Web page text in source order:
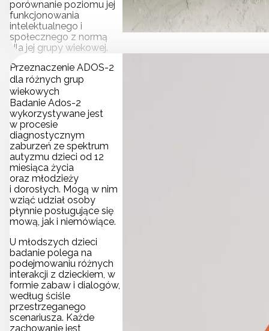
porównanie poziomu jej
funkcjonowania
intelektualnego i
społecznego z normą
dla jej grupy wiekowej.
Przeznaczenie ADOS-2
dla różnych grup
wiekowych
Badanie Ados-2
wykorzystywane jest
w procesie
diagnostycznym
zaburzeń ze spektrum
autyzmu dzieci od 12
miesiąca życia
oraz młodzieży
i dorosłych. Mogą w nim
wziąć udział osoby
płynnie posługujące się
mową, jak i niemówiące.
U młodszych dzieci
badanie polega na
podejmowaniu różnych
interakcji z dzieckiem, w
formie zabaw i dialogów,
według ściśle
przestrzeganego
scenariusza. Każde
zachowanie jest